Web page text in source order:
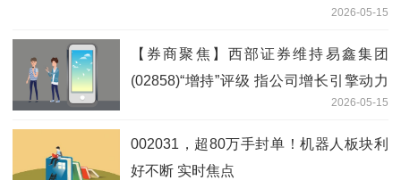
2026-05-15
【券商聚焦】西部证券维持易鑫集团
(02858)“增持”评级 指公司增长引擎动力
2026-05-15
002031，超80万手封单！机器人板块利
好不断 实时焦点